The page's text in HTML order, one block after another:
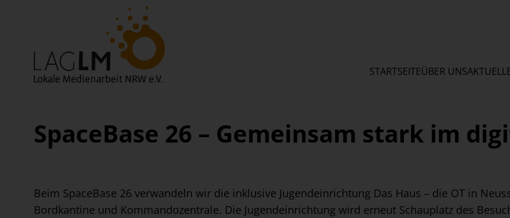
STARTSEITEÜBER UNS
SpaceBase 26 – Gemeinsam stark im
Beim SpaceBase 26 verwandeln wir die inklusive Jugendeinrichtung Das Haus – die OT in
Bordkantine und Kommandozentrale. Die Jugendeinrichtung wird erneut Schauplatz des